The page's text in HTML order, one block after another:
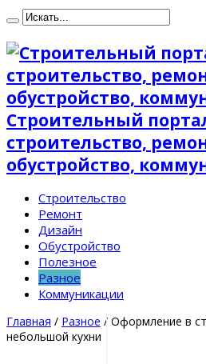
Строительный
строительство,
обустройство,
Строительство
Ремонт
Дизайн
Обустройство
Полезное
Разное
Коммуникации
Главная / Разное / Оформление в
небольшой кухни